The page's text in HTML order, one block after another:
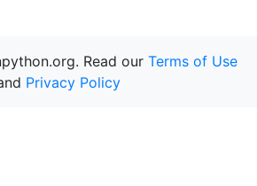
Read our Terms of Use
Privacy Policy